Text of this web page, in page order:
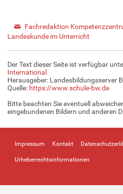
Fachredaktion
Landeskunde im Unterricht
Der Text dieser Seite ist verfügbar
International
Herausgeber: Landesbildungsserver
Quelle: https://www.schule-bw.de
Bitte beachten Sie eventuell
eingebundenen Bildern und anderen
Impressum Kontakt
Urheberrechtsinformationen